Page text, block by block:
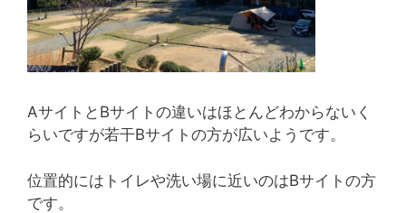
AサイトとBサイトの違いはほとんどわからないく
らいですが若干Bサイトの方が広いようです。
位置的にはトイレや洗い場に近いのはBサイトの方
です。